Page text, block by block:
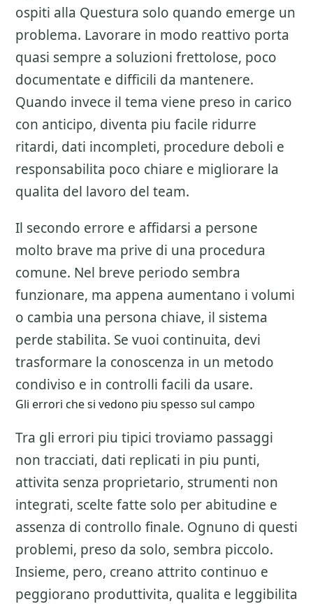
ospiti alla Questura solo quando emerge un
problema. Lavorare in modo reattivo porta
quasi sempre a soluzioni frettolose, poco
documentate e difficili da mantenere.
Quando invece il tema viene preso in carico
con anticipo, diventa piu facile ridurre
ritardi, dati incompleti, procedure deboli e
responsabilita poco chiare e migliorare la
qualita del lavoro del team.
Il secondo errore e affidarsi a persone
molto brave ma prive di una procedura
comune. Nel breve periodo sembra
funzionare, ma appena aumentano i volumi
o cambia una persona chiave, il sistema
perde stabilita. Se vuoi continuita, devi
trasformare la conoscenza in un metodo
condiviso e in controlli facili da usare.
Gli errori che si vedono piu spesso sul campo
Tra gli errori piu tipici troviamo passaggi
non tracciati, dati replicati in piu punti,
attivita senza proprietario, strumenti non
integrati, scelte fatte solo per abitudine e
assenza di controllo finale. Ognuno di questi
problemi, preso da solo, sembra piccolo.
Insieme, pero, creano attrito continuo e
peggiorano produttivita, qualita e leggibilita